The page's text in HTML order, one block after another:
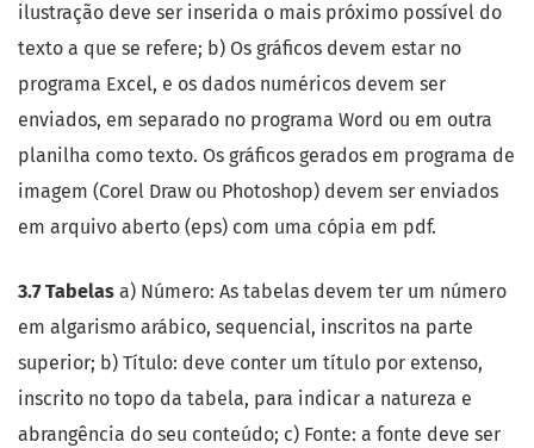
ilustração deve ser inserida o mais próximo possível do
texto a que se refere; b) Os gráficos devem estar no
programa Excel, e os dados numéricos devem ser
enviados, em separado no programa Word ou em outra
planilha como texto. Os gráficos gerados em programa de
imagem (Corel Draw ou Photoshop) devem ser enviados
em arquivo aberto (eps) com uma cópia em pdf.
3.7 Tabelas a) Número: As tabelas devem ter um número
em algarismo arábico, sequencial, inscritos na parte
superior; b) Título: deve conter um título por extenso,
inscrito no topo da tabela, para indicar a natureza e
abrangência do seu conteúdo; c) Fonte: a fonte deve ser